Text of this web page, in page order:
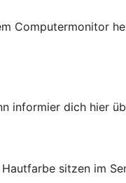
informier dich hier